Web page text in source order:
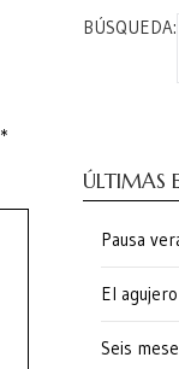
*
BÚSQUEDA:
ÚLTIMAS
Pausa
El
Seis